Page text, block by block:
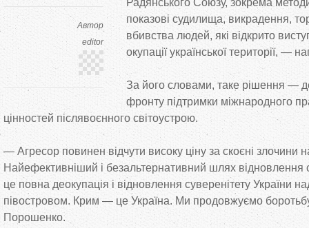
Автор
editor
Радянського Союзу, зокрема
показові судилища, викрадення,
вбивства людей, які відкрито
окупації української території, —
За його словами, таке рішення —
фронту підтримки міжнародного
цінностей післявоєнного світоустрою.
— Агресор повинен відчути високу ціну за скоєні злочини
Найефективніший і безальтернативний шлях відновлення
це повна деокупація і відновлення суверенітету України
півостровом. Крим — це Україна. Ми продовжуємо
Порошенко.